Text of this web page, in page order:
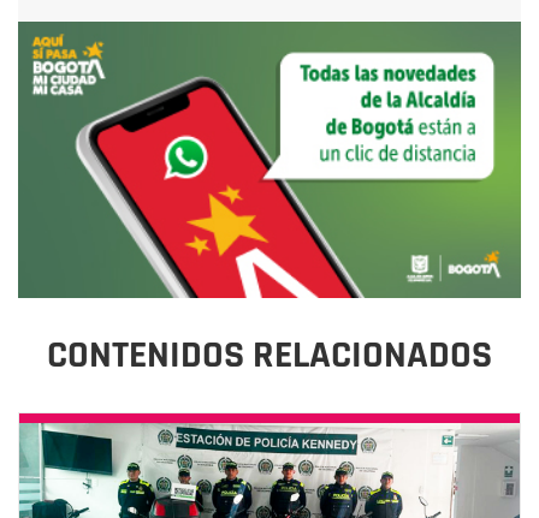
CONTENIDOS RELACIONADOS